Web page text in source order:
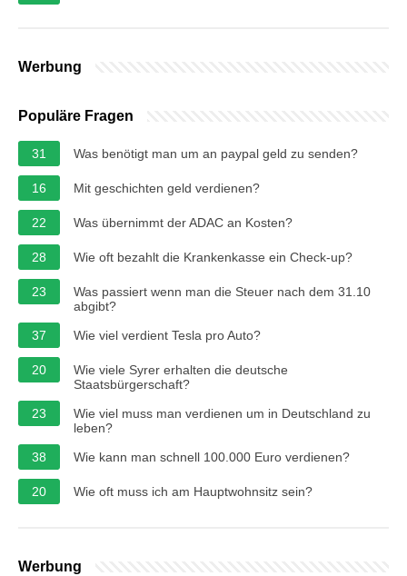
Werbung
Populäre Fragen
31 Was benötigt man um an paypal geld zu senden?
16 Mit geschichten geld verdienen?
22 Was übernimmt der ADAC an Kosten?
28 Wie oft bezahlt die Krankenkasse ein Check-up?
23
Was passiert wenn man die Steuer nach dem 31.10
abgibt?
37
Wie viel verdient Tesla pro Auto?
20
Wie viele Syrer erhalten die deutsche
Staatsbürgerschaft?
23
Wie viel muss man verdienen um in Deutschland zu
leben?
38
Wie kann man schnell 100.000 Euro verdienen?
20 Wie oft muss ich am Hauptwohnsitz sein?
Werbung